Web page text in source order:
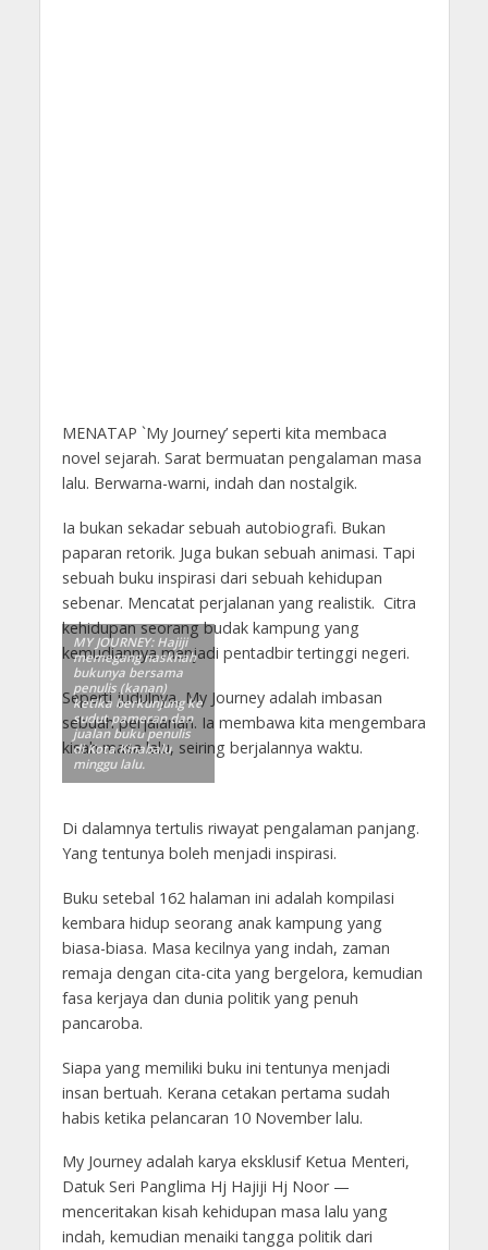
MENATAP `My Journey’ seperti kita membaca
novel sejarah. Sarat bermuatan pengalaman masa
lalu. Berwarna-warni, indah dan nostalgik.
Ia bukan sekadar sebuah autobiografi. Bukan
paparan retorik. Juga bukan sebuah animasi. Tapi
sebuah buku inspirasi dari sebuah kehidupan
sebenar. Mencatat perjalanan yang realistik. Citra
kehidupan seorang budak kampung yang
kemudiannya menjadi pentadbir tertinggi negeri.
Seperti judulnya, My Journey adalah imbasan
sebuah perjalanan. Ia membawa kita mengembara
kisah masa lalu, seiring berjalannya waktu.
MY JOURNEY: Hajiji
memegang naskhah
bukunya bersama
penulis (kanan)
ketika berkunjung ke
sudut pameran dan
jualan buku penulis
di Kota Kinabalu
minggu lalu.
Di dalamnya tertulis riwayat pengalaman panjang.
Yang tentunya boleh menjadi inspirasi.
Buku setebal 162 halaman ini adalah kompilasi
kembara hidup seorang anak kampung yang
biasa-biasa. Masa kecilnya yang indah, zaman
remaja dengan cita-cita yang bergelora, kemudian
fasa kerjaya dan dunia politik yang penuh
pancaroba.
Siapa yang memiliki buku ini tentunya menjadi
insan bertuah. Kerana cetakan pertama sudah
habis ketika pelancaran 10 November lalu.
My Journey adalah karya eksklusif Ketua Menteri,
Datuk Seri Panglima Hj Hajiji Hj Noor —
menceritakan kisah kehidupan masa lalu yang
indah, kemudian menaiki tangga politik dari